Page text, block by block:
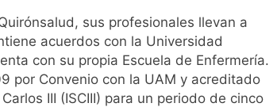
sus profesionales llevan a
acuerdos con la Universidad
con su propia Escuela de Enfermería.
por Convenio con la UAM y acreditado
III (ISCIII) para un periodo de cinco